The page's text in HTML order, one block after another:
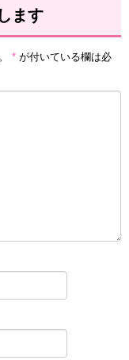
ます
* が付いている欄は必